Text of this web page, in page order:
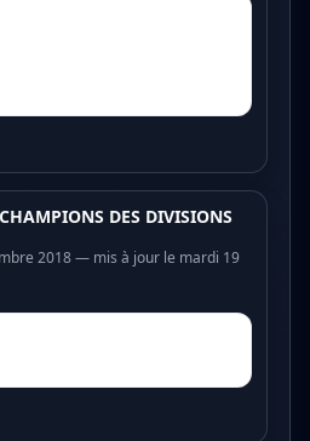
DES DIVISIONS
2018 — mis à jour le mardi 19